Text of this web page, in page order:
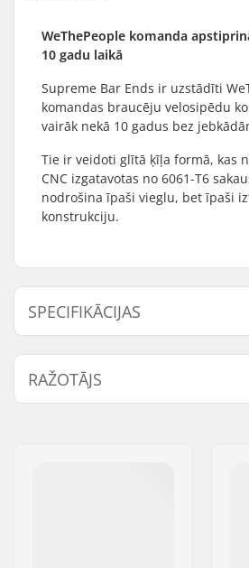
WeThePeople komanda
10 gadu laikā
Supreme Bar Ends ir uzstādīti
komandas braucēju velosipēdu
vairāk nekā 10 gadus bez
Tie ir veidoti glītā ķīļa formā, kas
CNC izgatavotas no 6061-T6
nodrošina īpaši vieglu, bet īpaši
konstrukciju.
SPECIFIKĀCIJAS
Stūres gali ir saderīgi
ar:
Steel
Svars: 62g
RAŽOTĀJS